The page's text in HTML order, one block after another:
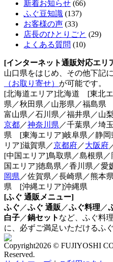
新着お知らせ (66)
ふぐ豆知識 (137)
お客様の声 (33)
店長のひとりごと (29)
よくある質問 (10)
[インターネット通販対応エリ
山口県をはじめ、その他下記
（お取り寄せ） が可能です。
[北海道エリア]北海道 [東北
県／秋田県／山形県／福島県
富山県／石川県／福井県／山
京都／神奈川県 ／千葉県／埼
県 [東海エリア]岐阜県／静岡
リア]滋賀県／京都府／大阪府
[中国エリア]鳥取県／島根県／
国エリア]徳島県／香川県／
岡県 ／佐賀県／長崎県／熊本
県 [沖縄エリア]沖縄県
[ふぐ 通販メニュー]
ふぐ ／ふぐ 通販 ／ふぐ料理 ／
白子／鍋セット など、ふぐ料
に、必ずご満足いただけるふ
Copyright2026 © FUJIYOSHI
Reserved.